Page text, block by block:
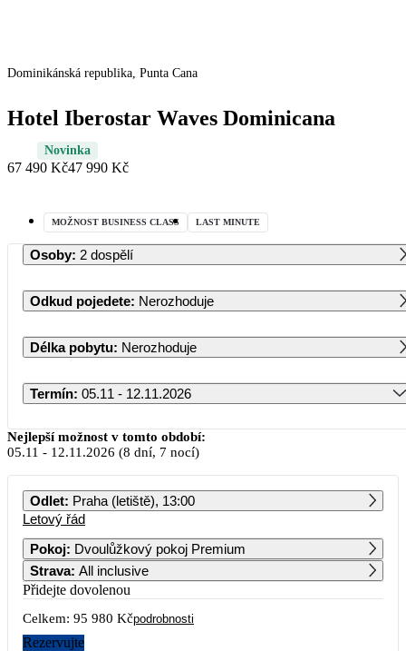
Dominikánská republika, Punta Cana
Hotel Iberostar Waves Dominicana
Novinka
67 490 Kč47 990 Kč
MOŽNOST BUSINESS CLASS LAST MINUTE
Osoby: 2 dospělí
Odkud pojedete: Nerozhoduje
Délka pobytu: Nerozhoduje
Termín: 05.11 - 12.11.2026
Listopad 2026
PO ÚT ST ČT PÁ SO NE
2 3
9 10 11
Nejlepší možnost v tomto období:
05.11 - 12.11.2026 (8 dní, 7 nocí)
Odlet: Praha (letiště), 13:00
Letový řád
Pokoj: Dvoulůžkový pokoj Premium
Strava: All inclusive
Přidejte dovolenou
Celkem: 95 980 Kčpodrobnosti
Rezervujte